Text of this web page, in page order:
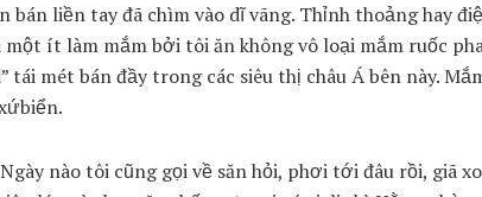
liền tay đã chìm vào dĩ vãng. Thỉnh thoảng hay
ít làm mắm bởi tôi ăn không vô loại mắm ruốc
mét bán đầy trong các siêu thị châu Á bên này.
nào tôi cũng gọi về săn hỏi, phơi tới đâu rồi, giã